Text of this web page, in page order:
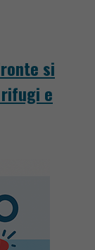
si
e